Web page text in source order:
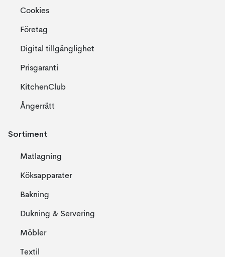
Cookies
Företag
Digital tillgänglighet
Prisgaranti
KitchenClub
Ångerrätt
Sortiment
Matlagning
Köksapparater
Bakning
Dukning & Servering
Möbler
Textil